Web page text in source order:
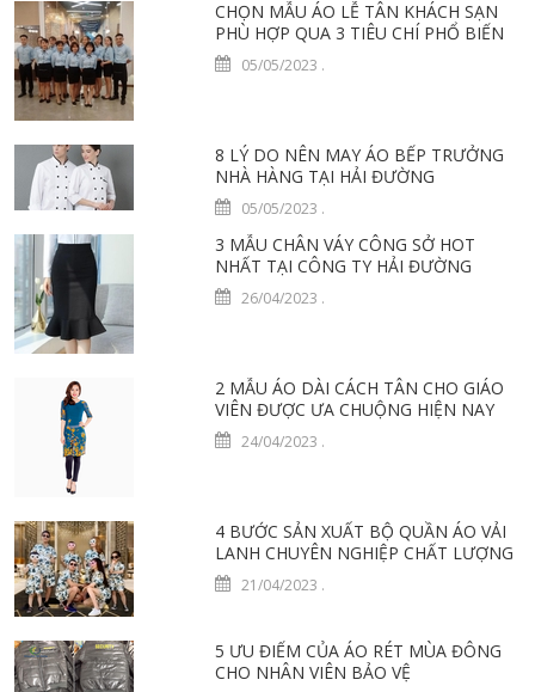
CHỌN MẪU ÁO LỄ TÂN KHÁCH SẠN
PHÙ HỢP QUA 3 TIÊU CHÍ PHỔ BIẾN
05/05/2023 .
8 LÝ DO NÊN MAY ÁO BẾP TRƯỞNG
NHÀ HÀNG TẠI HẢI ĐƯỜNG
05/05/2023 .
3 MẪU CHÂN VÁY CÔNG SỞ HOT
NHẤT TẠI CÔNG TY HẢI ĐƯỜNG
26/04/2023 .
2 MẪU ÁO DÀI CÁCH TÂN CHO GIÁO
VIÊN ĐƯỢC ƯA CHUỘNG HIỆN NAY
24/04/2023 .
4 BƯỚC SẢN XUẤT BỘ QUẦN ÁO VẢI
LANH CHUYÊN NGHIỆP CHẤT LƯỢNG
21/04/2023 .
5 ƯU ĐIỂM CỦA ÁO RÉT MÙA ĐÔNG
CHO NHÂN VIÊN BẢO VỆ